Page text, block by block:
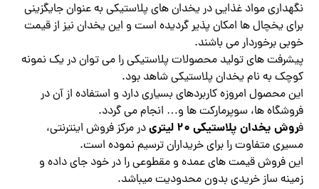
نگهداری مواد غذایی در یخدان های پلاستیکی به عنوان جایگزینی
برای یخچال ها امکان پذیر گردیده است و این یخدان نیز از قیمت
خوبی برخوردار می باشند.
پیشرفت های تولید محصولات پلاستیکی را می توان در یک نمونه
کوچک به نام یخدان پلاستیکی شاهد بود.
این محصول امروزه کاربردهای بسیاری دارد و استفاده از آن در
فروشگاه ها، سوپرمارکت ها و… انجام می گردد.
فروش یخدان پلاستیکی 20 لیتری
در مرکز فروش اینترنتی،
مسیری متفاوت را برای خریداران ترسیم نموده است.
این فروش قیمت های عمده و مقطوعی را در خود جای داده و
زمینه ساز خریدی بدون محدودیت میباشد.